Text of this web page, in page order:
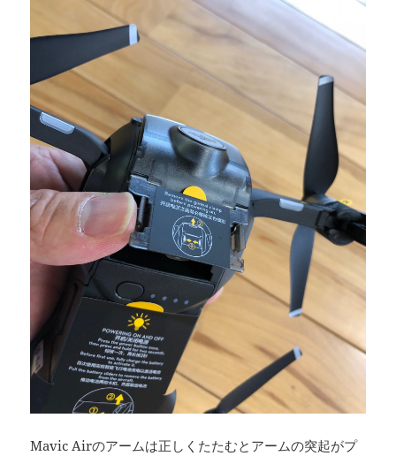
Mavic Airのアームは正しくたたむとアームの突起がプ